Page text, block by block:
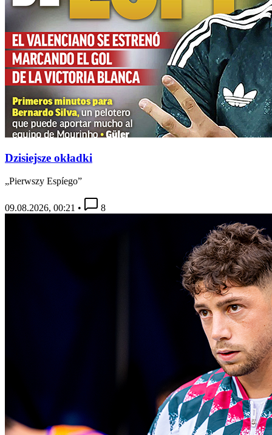
Dzisiejsze okładki
„Pierwszy Espíego”
09.08.2026, 00:21 • 8